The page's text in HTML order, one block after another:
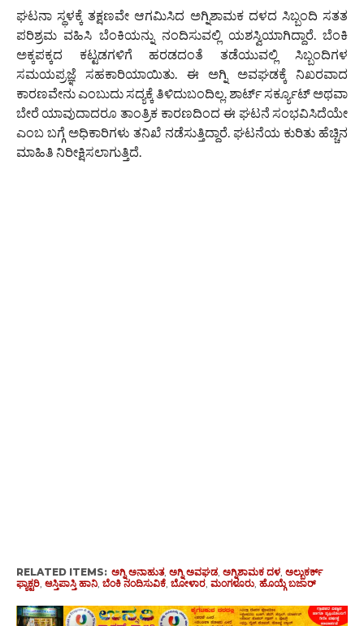
ಘಟನಾ ಸ್ಥಳಕ್ಕೆ ತಕ್ಷಣವೇ ಆಗಮಿಸಿದ ಅಗ್ನಿಶಾಮಕ ದಳದ ಸಿಬ್ಬಂದಿ ಸತತ
ಪರಿಶ್ರಮ ವಹಿಸಿ ಬೆಂಕಿಯನ್ನು ನಂದಿಸುವಲ್ಲಿ ಯಶಸ್ವಿಯಾಗಿದ್ದಾರೆ. ಬೆಂಕಿ
ಅಕ್ಕಪಕ್ಕದ ಕಟ್ಟಡಗಳಿಗೆ ಹರಡದಂತೆ ತಡೆಯುವಲ್ಲಿ ಸಿಬ್ಬಂದಿಗಳ
ಸಮಯಪ್ರಜ್ಞೆ ಸಹಕಾರಿಯಾಯಿತು. ಈ ಅಗ್ನಿ ಅವಘಡಕ್ಕೆ ನಿಖರವಾದ
ಕಾರಣವೇನು ಎಂಬುದು ಸದ್ಯಕ್ಕೆ ತಿಳಿದುಬಂದಿಲ್ಲ. ಶಾರ್ಟ್ ಸರ್ಕ್ಯೂಟ್ ಅಥವಾ
ಬೇರೆ ಯಾವುದಾದರೂ ತಾಂತ್ರಿಕ ಕಾರಣದಿಂದ ಈ ಘಟನೆ ಸಂಭವಿಸಿದೆಯೇ
ಎಂಬ ಬಗ್ಗೆ ಅಧಿಕಾರಿಗಳು ತನಿಖೆ ನಡೆಸುತ್ತಿದ್ದಾರೆ. ಘಟನೆಯ ಕುರಿತು ಹೆಚ್ಚಿನ
ಮಾಹಿತಿ ನಿರೀಕ್ಷಿಸಲಾಗುತ್ತಿದೆ.
RELATED ITEMS: ಅಗ್ನಿ ಅನಾಹುತ, ಅಗ್ನಿ ಅವಘಡ, ಅಗ್ನಿಶಾಮಕ ದಳ, ಅಲ್ಬುಕರ್ಕ್
ಫ್ಯಾಕ್ಟರಿ, ಆಸ್ತಿಪಾಸ್ತಿ ಹಾನಿ, ಬೆಂಕಿ ನಂದಿಸುವಿಕೆ, ಬೋಳಾರ, ಮಂಗಳೂರು, ಹೊಯ್ಗೆ ಬಜಾರ್